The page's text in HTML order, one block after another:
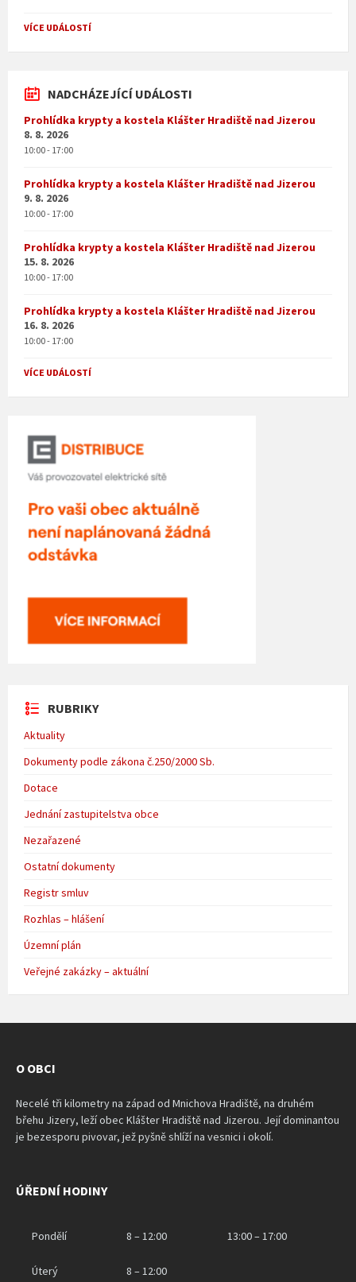
to
calendar
VÍCE UDÁLOSTÍ
NADCHÁZEJÍCÍ UDÁLOSTI
Prohlídka krypty a kostela Klášter Hradiště nad Jizerou
8. 8. 2026
10:00 - 17:00
Prohlídka krypty a kostela Klášter Hradiště nad Jizerou
9. 8. 2026
10:00 - 17:00
Prohlídka krypty a kostela Klášter Hradiště nad Jizerou
15. 8. 2026
10:00 - 17:00
Prohlídka krypty a kostela Klášter Hradiště nad Jizerou
16. 8. 2026
10:00 - 17:00
VÍCE UDÁLOSTÍ
RUBRIKY
Aktuality
Dokumenty podle zákona č.250/2000 Sb.
Dotace
Jednání zastupitelstva obce
Nezařazené
Ostatní dokumenty
Registr smluv
Rozhlas – hlášení
Územní plán
Veřejné zakázky – aktuální
O OBCI
Necelé tři kilometry na západ od Mnichova Hradiště, na druhém
břehu Jizery, leží obec Klášter Hradiště nad Jizerou. Její dominantou
je bezesporu pivovar, jež pyšně shlíží na vesnici i okolí.
ÚŘEDNÍ HODINY
Pondělí 8 – 12:00 13:00 – 17:00
Úterý 8 – 12:00